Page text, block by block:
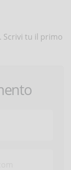
Scrivi tu il primo